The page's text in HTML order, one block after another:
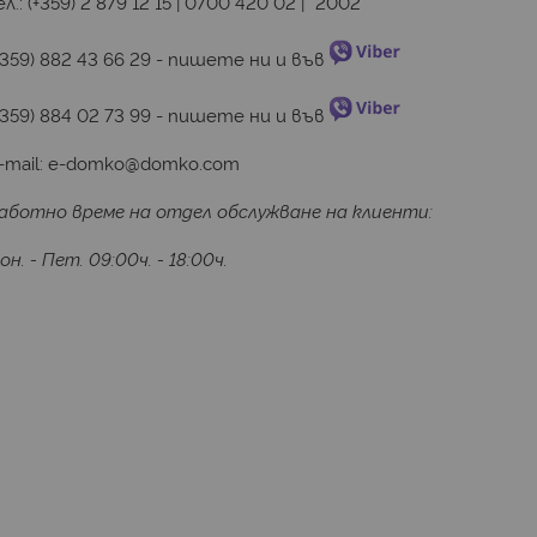
882 43 66 29 - пишете ни и във
884 02 73 99 - пишете ни и във
mail:e-domko@domko.com
време на отдел обслужване на клиенти:
- Пет. 09:00ч. - 18:00ч.